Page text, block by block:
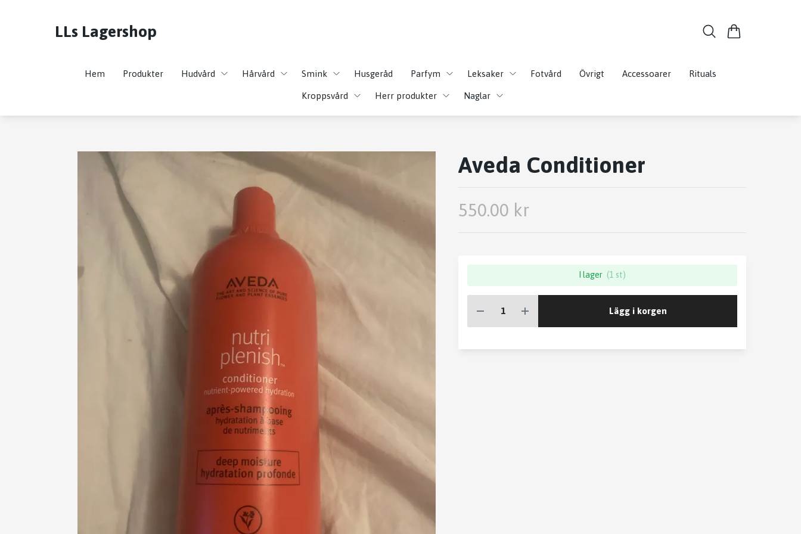
LLs Lagershop
Hem Produkter Hudvård Hårvård Smink Husgeråd Parfym Leksaker Fotvård Övrigt Accessoarer Rituals
Kroppsvård Herr produkter Naglar
Aveda Conditioner
550.00 kr
I lager (1 st)
Lägg i korgen